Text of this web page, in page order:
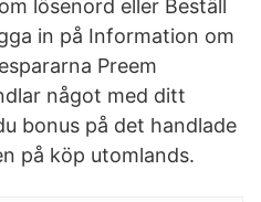
lösenord eller Beställ
in på Information om
Preem
något med ditt
bonus på det handlade
på köp utomlands.